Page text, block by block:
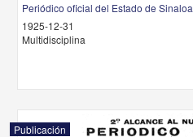
Periódico oficial del Estado de Sinaloa
1925-12-31
Multidisciplina
Publicación